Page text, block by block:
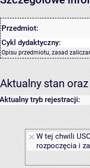
Przedmiot:
Cykl dydaktyczny:
Opisu przedmiotu, zasad
Aktualny stan
Aktualny tryb rejestracji:
W tej chwili
rozpoczęcia i